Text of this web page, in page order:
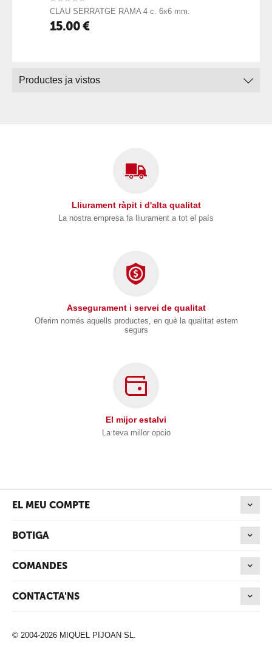
CLAU SERRATGE RAMA 4 c. 6x6 mm.
15.00€
Productes ja vistos
Lliurament ràpit i d'alta qualitat
La nostra empresa fa lliurament a tot el país
Assegurament i servei de qualitat
Oferim només aquells productes, en què la qualitat estem
segurs
El mijor estalvi
La teva millor opcio
EL MEU COMPTE
BOTIGA
COMANDES
CONTACTA'NS
© 2004-2026 MIQUEL PIJOAN SL.